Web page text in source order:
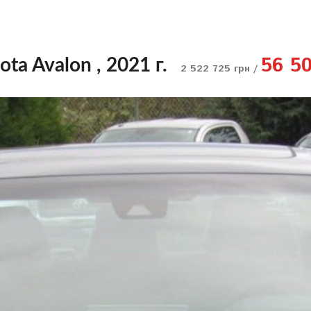
Avalon , 2021 г. 2 522 725 грн / 56